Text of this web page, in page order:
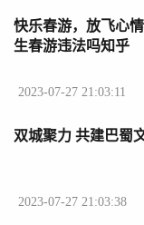
快乐春游，放飞心
生春游违法吗知乎
2023-07-27 21:03:11
双城聚力 共建巴蜀
2023-07-27 21:03:38